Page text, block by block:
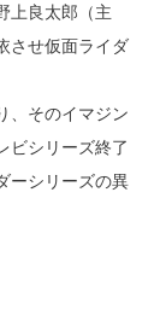
上良太郎（主
させ仮面ライダ
、そのイマジン
ビシリーズ終了
ーシリーズの異